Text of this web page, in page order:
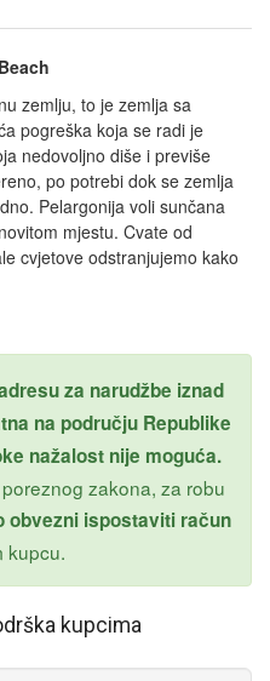
zemlju, to je zemlja sa
pogreška koja se radi je
nedovoljno diše i previše
po potrebi dok se zemlja
Pelargonija voli sunčana
mjestu. Cvate od
cvjetove odstranjujemo kako
za narudžbe iznad
na području Republike
nažalost nije moguća.
zakona, za robu
obvezni ispostaviti račun
kupcu.
kupcima